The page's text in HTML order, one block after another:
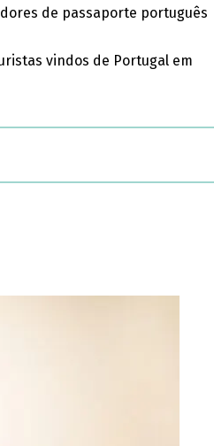
de passaporte português
vindos de Portugal em